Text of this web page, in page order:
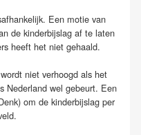
Een motie van
de kinderbijslag af te laten
heeft het niet gehaald.
niet verhoogd als het
Nederland wel gebeurt. Een
om de kinderbijslag per